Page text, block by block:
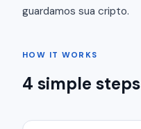
guardamos sua cripto.
HOW IT WORKS
4 simple steps